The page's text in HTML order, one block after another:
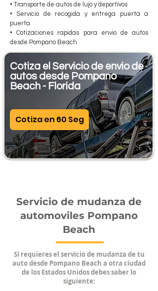
• Transporte de autos de lujo y deportivos
• Servicio de recogida y entrega puerta a
puerta
• Cotizaciones rapidas para envio de autos
desde Pompano Beach
Cotiza en 60 Seg
Cotiza el Servicio de envio de
autos desde Pompano
Beach - Florida
Servicio de mudanza de
automoviles Pompano
Beach
Si requieres el servicio de mudanza de tu
auto desde Pompano Beach a otra ciudad
de los Estados Unidos debes saber lo
siguiente: